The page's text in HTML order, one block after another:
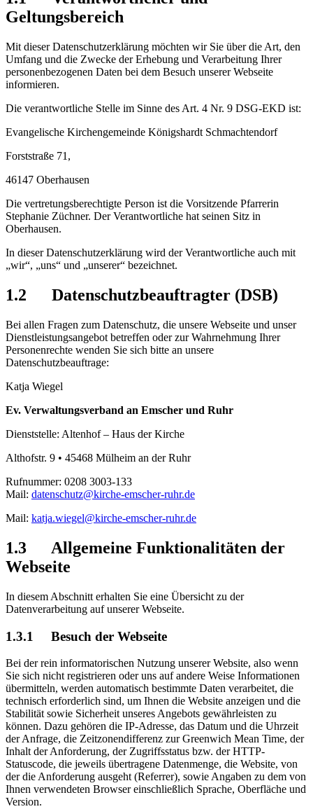
Geltungsbereich
Mit dieser Datenschutzerklärung möchten wir Sie über die Art, den
Umfang und die Zwecke der Erhebung und Verarbeitung Ihrer
personenbezogenen Daten bei dem Besuch unserer Webseite
informieren.
Die verantwortliche Stelle im Sinne des Art. 4 Nr. 9 DSG-EKD ist:
Evangelische Kirchengemeinde Königshardt Schmachtendorf
Forststraße 71,
46147 Oberhausen
Die vertretungsberechtigte Person ist die Vorsitzende Pfarrerin
Stephanie Züchner. Der Verantwortliche hat seinen Sitz in
Oberhausen.
In dieser Datenschutzerklärung wird der Verantwortliche auch mit
„wir“, „uns“ und „unserer“ bezeichnet.
1.2 Datenschutzbeauftragter (DSB)
Bei allen Fragen zum Datenschutz, die unsere Webseite und unser
Dienstleistungsangebot betreffen oder zur Wahrnehmung Ihrer
Personenrechte wenden Sie sich bitte an unsere
Datenschutzbeauftrage:
Katja Wiegel
Ev. Verwaltungsverband an Emscher und Ruhr
Dienststelle: Altenhof – Haus der Kirche
Althofstr. 9 • 45468 Mülheim an der Ruhr
Rufnummer: 0208 3003-133
Mail: datenschutz@kirche-emscher-ruhr.de
Mail: katja.wiegel@kirche-emscher-ruhr.de
1.3 Allgemeine Funktionalitäten der
Webseite
In diesem Abschnitt erhalten Sie eine Übersicht zu der
Datenverarbeitung auf unserer Webseite.
1.3.1 Besuch der Webseite
Bei der rein informatorischen Nutzung unserer Website, also wenn
Sie sich nicht registrieren oder uns auf andere Weise Informationen
übermitteln, werden automatisch bestimmte Daten verarbeitet, die
technisch erforderlich sind, um Ihnen die Website anzeigen und die
Stabilität sowie Sicherheit unseres Angebots gewährleisten zu
können. Dazu gehören die IP-Adresse, das Datum und die Uhrzeit
der Anfrage, die Zeitzonendifferenz zur Greenwich Mean Time, der
Inhalt der Anforderung, der Zugriffsstatus bzw. der HTTP-
Statuscode, die jeweils übertragene Datenmenge, die Website, von
der die Anforderung ausgeht (Referrer), sowie Angaben zu dem von
Ihnen verwendeten Browser einschließlich Sprache, Oberfläche und
Version.